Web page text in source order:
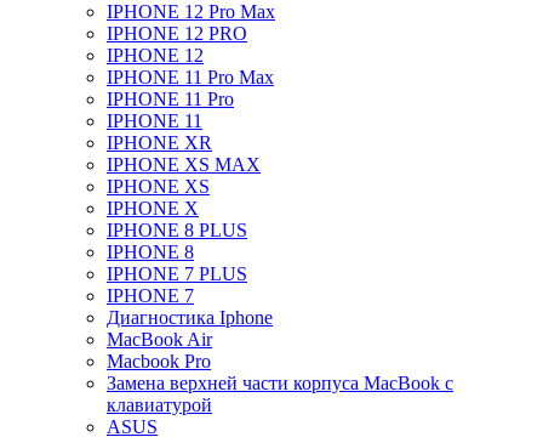
IPHONE 12 Pro Max
IPHONE 12 PRO
IPHONE 12
IPHONE 11 Pro Max
IPHONE 11 Pro
IPHONE 11
IPHONE XR
IPHONE XS MAX
IPHONE XS
IPHONE X
IPHONE 8 PLUS
IPHONE 8
IPHONE 7 PLUS
IPHONE 7
Диагностика Iphone
MacBook Air
Macbook Pro
Замена верхней части корпуса MacBook с
клавиатурой
ASUS